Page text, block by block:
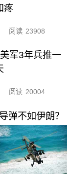
疼
阅读 23908
军3年兵推一
阅读 20004
弹不如伊朗？